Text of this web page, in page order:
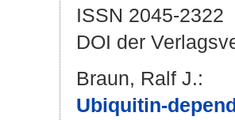
ISSN 2045-2322
DOI der
Braun, Ralf J.:
Ubiquitin-